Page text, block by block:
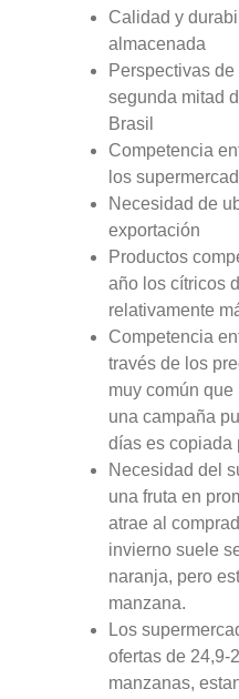
Calidad y
almacenada
Perspectivas
segunda mitad
Brasil
Competencia
los
Necesidad de
exportación
Productos
año los cítricos
relativamente
Competencia
través de los
muy común
una campaña
días es copiada
Necesidad del
una fruta en
atrae al
invierno suele
naranja, pero
manzana.
Los
ofertas de 24,9-
manzanas,